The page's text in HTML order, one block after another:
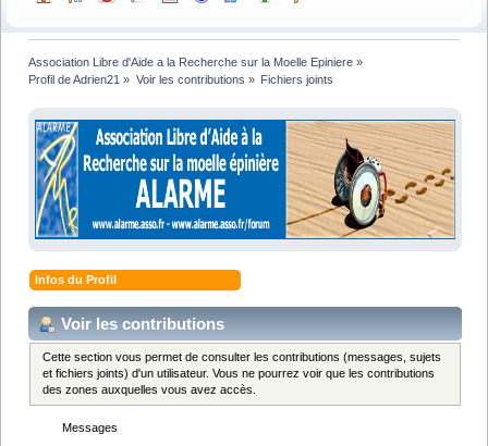
Association Libre d'Aide a la Recherche sur la Moelle Epiniere »
Profil de Adrien21 » Voir les contributions » Fichiers joints
Infos du Profil
Voir les contributions
Cette section vous permet de consulter les contributions (messages, sujets
et fichiers joints) d'un utilisateur. Vous ne pourrez voir que les contributions
des zones auxquelles vous avez accès.
Messages